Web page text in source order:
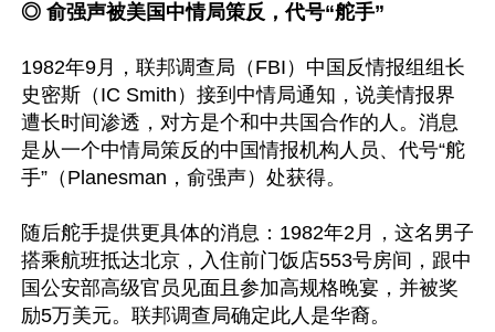
◎ 俞强声被美国中情局策反，代号“舵手”
1982年9月，联邦调查局（FBI）中国反情报组组长
史密斯（IC Smith）接到中情局通知，说美情报界
遭长时间渗透，对方是个和中共国合作的人。消息
是从一个中情局策反的中国情报机构人员、代号“舵
手”（Planesman，俞强声）处获得。
随后舵手提供更具体的消息：1982年2月，这名男子
搭乘航班抵达北京，入住前门饭店553号房间，跟中
国公安部高级官员见面且参加高规格晚宴，并被奖
励5万美元。联邦调查局确定此人是华裔。